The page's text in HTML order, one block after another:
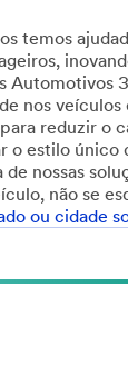
temos
Automotivos
nos veículos
reduzir o
o estilo único
nossas
não se
ou cidade